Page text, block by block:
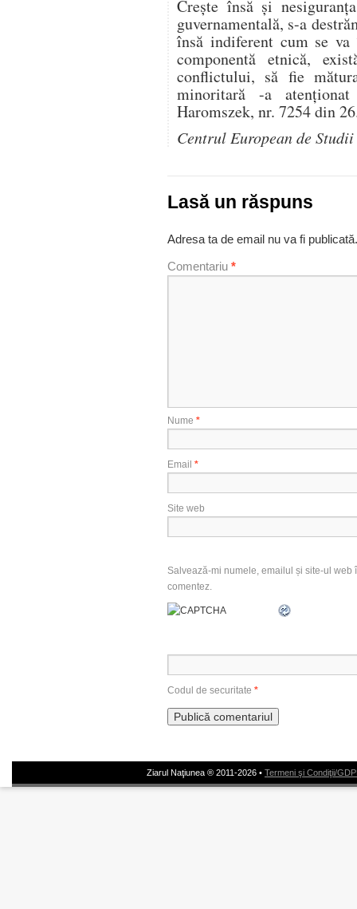
Creşte însă şi
guvernamentală, s-a
însă indiferent cum se
componentă etnică,
conflictului, să fie
minoritară -a
Haromszek, nr. 7254 din
Centrul European de
Lasă un răspuns
Adresa ta de email nu va fi publicată.
Comentariu *
Nume *
Email *
Site web
Salvează-mi numele, emailul și site-ul
comentez.
Codul de securitate *
Ziarul Naţiunea ® 2011-2026 • Termeni şi Condiţii/